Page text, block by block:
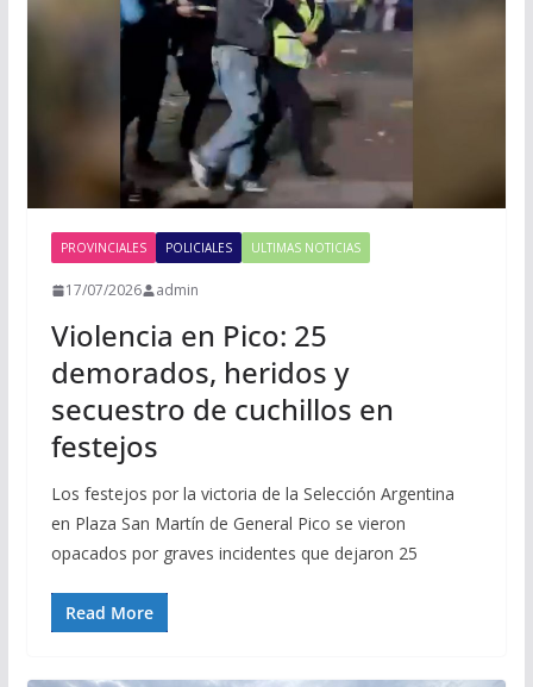
PROVINCIALES POLICIALES ULTIMAS NOTICIAS
17/07/2026 admin
Violencia en Pico: 25
demorados, heridos y
secuestro de cuchillos en
festejos
Los festejos por la victoria de la Selección Argentina
en Plaza San Martín de General Pico se vieron
opacados por graves incidentes que dejaron 25
Read More